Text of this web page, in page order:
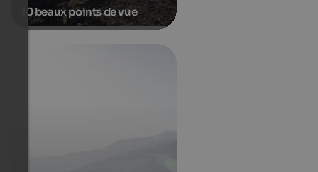
10 beaux points de vue